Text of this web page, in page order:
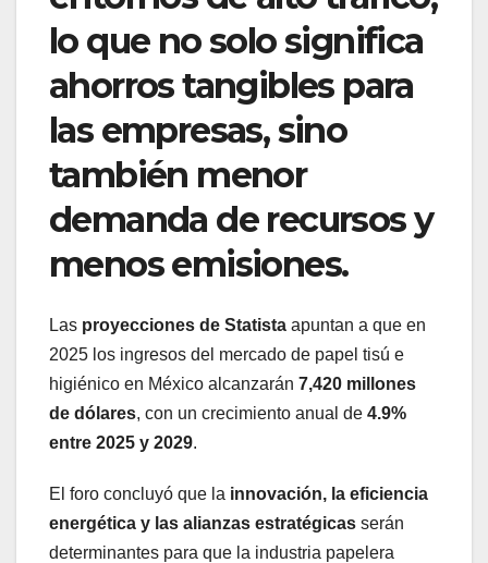
lo que no solo significa
ahorros tangibles para
las empresas, sino
también menor
demanda de recursos y
menos emisiones.
Las proyecciones de Statista apuntan a que en
2025 los ingresos del mercado de papel tisú e
higiénico en México alcanzarán 7,420 millones
de dólares, con un crecimiento anual de 4.9%
entre 2025 y 2029.
El foro concluyó que la innovación, la eficiencia
energética y las alianzas estratégicas serán
determinantes para que la industria papelera